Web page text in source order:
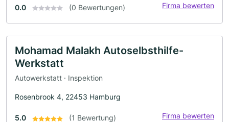
0.0 (0 Bewertungen) Firma bewerten
Mohamad Malakh Autoselbsthilfe-
Werkstatt
Autowerkstatt · Inspektion
Rosenbrook 4, 22453 Hamburg
5.0 (1 Bewertung) Firma bewerten